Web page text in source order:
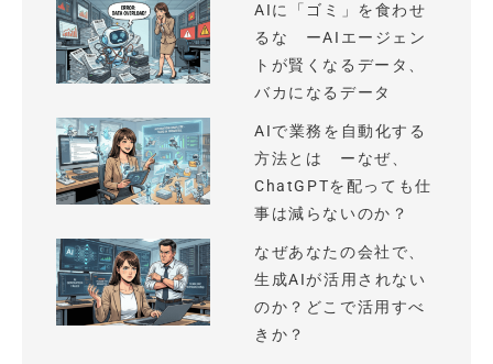
AIに「ゴミ」を食わせ
るな ーAIエージェン
トが賢くなるデータ、
バカになるデータ
AIで業務を自動化する
方法とは ーなぜ、
ChatGPTを配っても仕
事は減らないのか？
なぜあなたの会社で、
生成AIが活用されない
のか？どこで活用すべ
きか？